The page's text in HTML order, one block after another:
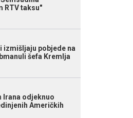
RTV taksu"
izmišljaju pobjede na
šefa Kremlja
Irana odjeknuo
Američkih